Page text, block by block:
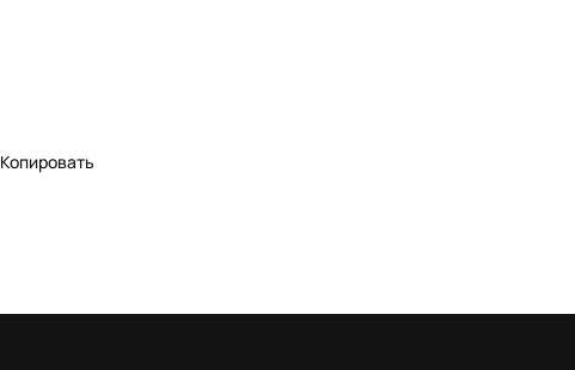
Копировать